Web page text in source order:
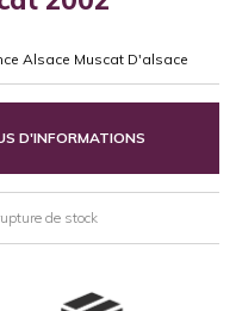
Alsace Muscat D'alsace
D'INFORMATIONS
de stock